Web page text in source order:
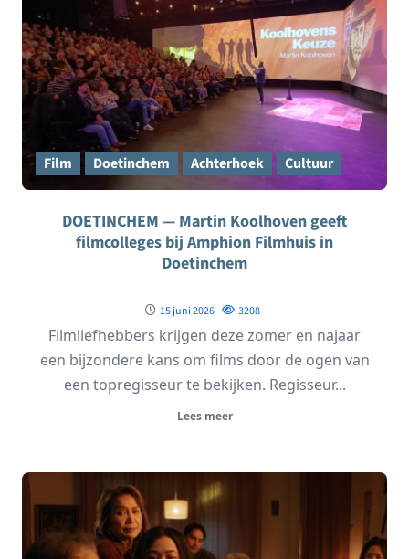
Film Doetinchem Achterhoek Cultuur
DOETINCHEM — Martin Koolhoven geeft
filmcolleges bij Amphion Filmhuis in
Doetinchem
15 juni 2026 3208
Filmliefhebbers krijgen deze zomer en najaar
een bijzondere kans om films door de ogen van
een topregisseur te bekijken. Regisseur...
Lees meer